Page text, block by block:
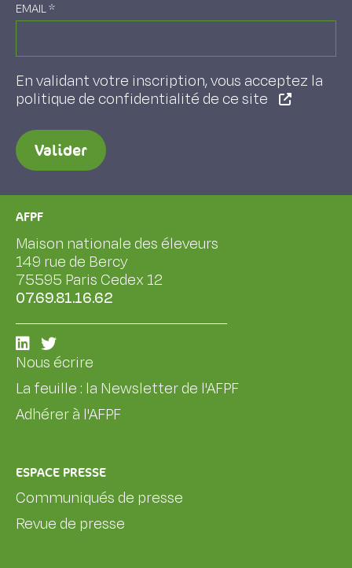
EMAIL*
En validant votre inscription, vous acceptez la
politique de confidentialité de ce site
Valider
AFPF
Maison nationale des éleveurs
149 rue de Bercy
75595 Paris Cedex 12
07.69.81.16.62
Nous écrire
La feuille : la Newsletter de l'AFPF
Adhérer à l'AFPF
ESPACE PRESSE
Communiqués de presse
Revue de presse